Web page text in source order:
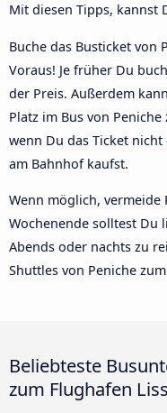
Mit diesen Tipps, kannst
Buche das Busticket von
Voraus! Je früher Du
der Preis. Außerdem
Platz im Bus von
wenn Du das Ticket
am Bahnhof kaufst.
Wenn möglich, vermeide
Wochenende solltest Du
Abends oder nachts zu
Shuttles von Peniche
Beliebteste
zum Flughafen